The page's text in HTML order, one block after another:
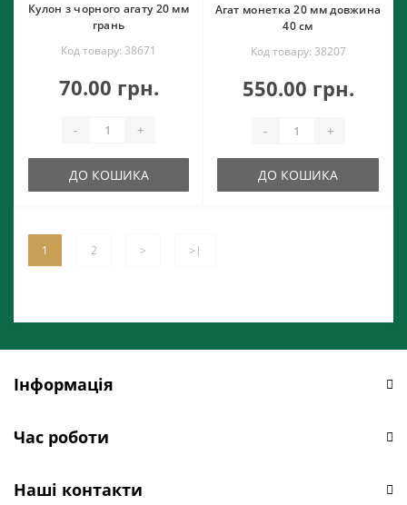
Кулон з чорного агату 20 мм
грань
Код товару: 38671
70.00 грн.
- +
ДО КОШИКА
Агат монетка 20 мм довжина
40 см
Код товару: 38207
550.00 грн.
- +
ДО КОШИКА
1 2 > >|
Інформація
Час роботи
Наші контакти